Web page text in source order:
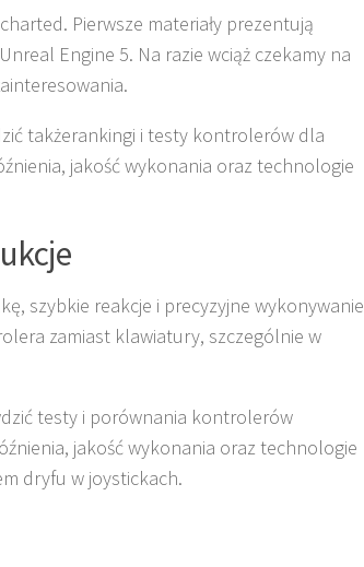
Pierwsze materiały prezentują
Engine 5. Na razie wciąż czekamy na
takżerankingi i testy kontrolerów dla
jakość wykonania oraz technologie
szybkie reakcje i precyzyjne wykonywanie
zamiast klawiatury, szczególnie w
testy i porównania kontrolerów
jakość wykonania oraz technologie
dryfu w joystickach.